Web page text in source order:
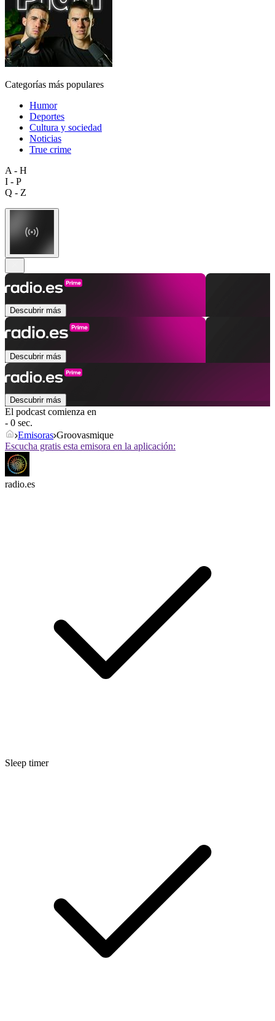
Categorías más populares
Humor
Deportes
Cultura y sociedad
Noticias
True crime
A - H
I - P
Q - Z
Descubrir más
Descubrir más
Descubrir más
El podcast comienza en
- 0 sec.
Emisoras Groovasmique
Escucha gratis esta emisora en la aplicación:
radio.es
Sleep timer